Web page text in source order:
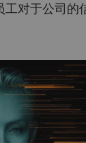
对于公司